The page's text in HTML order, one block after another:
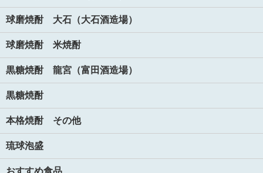
球磨焼酎 大石（大石酒造場）
球磨焼酎 米焼酎
黒糖焼酎 龍宮（富田酒造場）
黒糖焼酎
本格焼酎 その他
琉球泡盛
おすすめ食品